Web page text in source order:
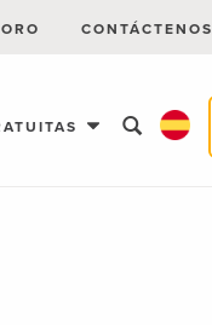
CONTÁCTENOS